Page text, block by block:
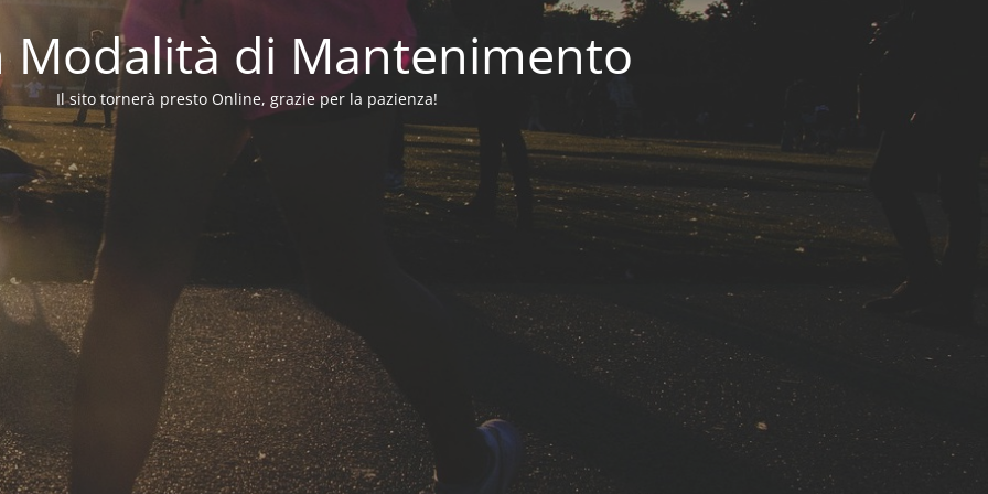
Modalità di Mantenimento
Il sito tornerà presto Online, grazie per la pazienza!